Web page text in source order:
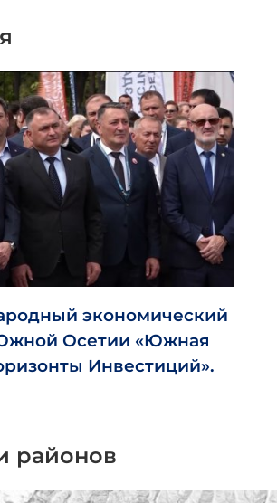
экономический
Осетии «Южная
Инвестиций».
районов